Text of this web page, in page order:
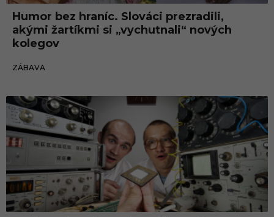
Humor bez hraníc. Slováci prezradili,
akými žartíkmi si „vychutnali“ nových
kolegov
ZÁBAVA